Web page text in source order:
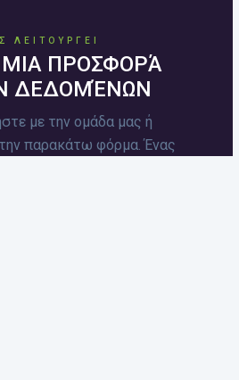
ΛΕΙΤΟΥΡΓΕΊ
ΠΡΟΣΦΟΡΆ
ΔΕΔΟΜΈΝΩΝ
με την ομάδα μας ή
παρακάτω φόρμα. Ένας